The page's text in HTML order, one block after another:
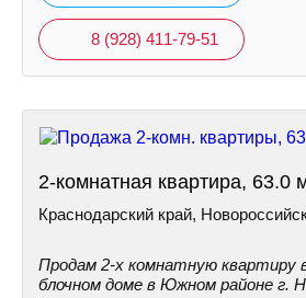
8 (928) 411-79-51
2-комнатная квартира, 63.0
Краснодарский край,
Продам 2-х комнатную квартиру
блочном доме в Южном районе г.